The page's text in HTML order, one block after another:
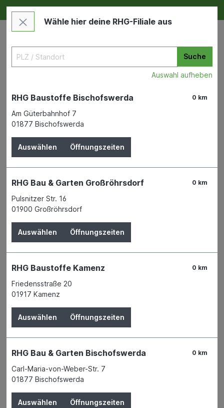
Deine RHG NEU ERLEBEN
Kantenprofile und Dichtungsbänder
Bauen & Renovieren
Bad & Sanitär
Wärmedämmung
Fenster
Fliesen & Fliesenzubehör
Wand- & Bodenbeläge
Paneele
Wähle hier deine RHG-Filiale aus
Suche
Auswahl aufheben
0 km
RHG Baustoffe Bischofswerda
Am Güterbahnhof 7
01877 Bischofswerda
Auswählen Öffnungszeiten
0 km
RHG Bau & Garten Großröhrsdorf
Pulsnitzer Str. 16
01900 Großröhrsdorf
Auswählen Öffnungszeiten
0 km
RHG Baustoffe Kamenz
Friedensstraße 20
01917 Kamenz
Auswählen Öffnungszeiten
0 km
RHG Bau & Garten Bischofswerda
Carl-Maria-von-Weber-Str. 7
01877 Bischofswerda
Auswählen Öffnungszeiten